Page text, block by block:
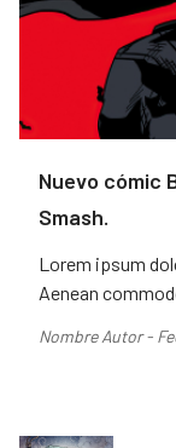
Nuevo cómic
Smash.
Lorem ipsum
Aenean
Nombre Autor -